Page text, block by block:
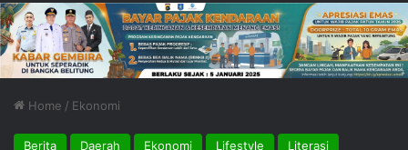
Home / Ekonomi
Berita Daerah Ekonomi Lifestyle
Literasi